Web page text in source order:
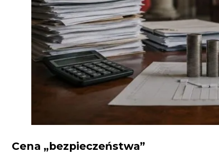
Cena „bezpieczeństwa”